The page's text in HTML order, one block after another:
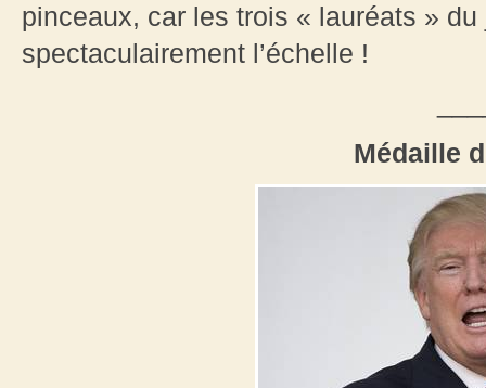
pinceaux, car les trois « lauréats »
spectaculairement l’échelle !
Médaille